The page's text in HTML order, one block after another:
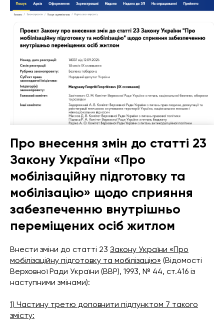
Про внесення змін до статті 23
Закону України «Про
мобілізаційну підготовку та
мобілізацію» щодо сприяння
забезпеченню внутрішньо
переміщених осіб житлом
Внести зміни до статті 23 Закону України «Про
мобілізаційну підготовку та мобілізацію» (Відомості
Верховної Ради України (ВВР), 1993, № 44, ст.416 із
наступними змінами):
1) Частину третю доповнити підпунктом 7 такого
змісту: